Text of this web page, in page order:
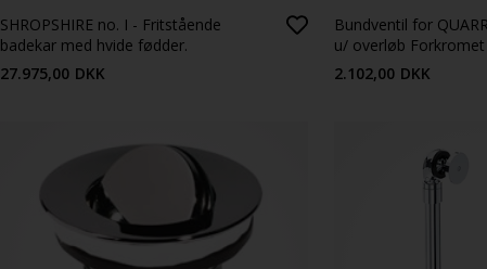
SHROPSHIRE no. I - Fritstående
badekar med hvide fødder.
27.975,00 DKK
Bundventil for
u/ overløb Forkromet
2.102,00 DKK